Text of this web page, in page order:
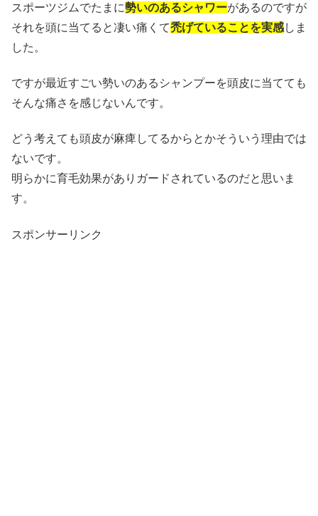
スポーツジムでたまに勢いのあるシャワーがあるのですが
それを頭に当てると凄い痛くて禿げていることを実感しま
した。
ですが最近すごい勢いのあるシャンプーを頭皮に当てても
そんな痛さを感じないんです。
どう考えても頭皮が麻痺してるからとかそういう理由では
ないです。
明らかに育毛効果がありガードされているのだと思いま
す。
スポンサーリンク